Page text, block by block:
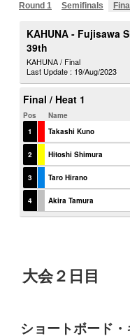
Round 1 Semifinals Final
大会２日目
ショートボード